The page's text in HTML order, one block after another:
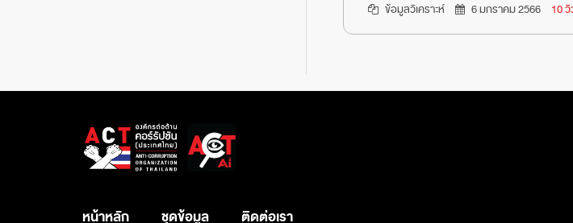
ข้อมูลวิเคราะห์ 6 มกราคม 2566 10
หน้าหลัก ชุดข้อมูล ติดต่อเรา